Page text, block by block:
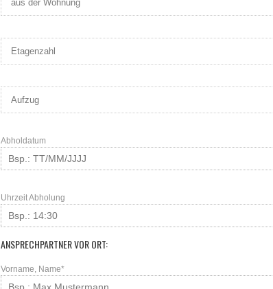
Abholdatum
Uhrzeit Abholung
ANSPRECHPARTNER VOR ORT:
Vorname, Name*